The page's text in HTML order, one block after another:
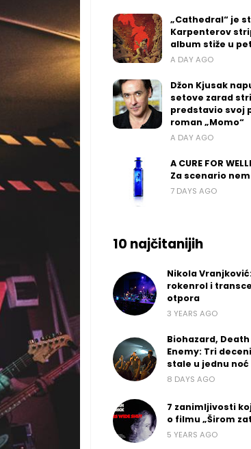
„Cathedral“ je
Karpenterov
album stiže u
A DAY AGO
Džon Kjusak
setove zarad
predstavio svoj
roman „Momo“
A DAY AGO
A CURE FOR
Za scenario
7 DAYS AGO
10 najčitanijih
Nikola
rokenrol i
otpora
3 YEARS AGO
Biohazard,
Enemy: Tri
stale u jednu noć
8 DAYS AGO
7 zanimljivosti
o filmu „Širom
5 YEARS AGO